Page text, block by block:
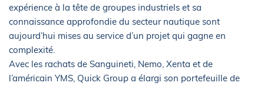
expérience à la tête de groupes industriels et sa
connaissance approfondie du secteur nautique sont
aujourd’hui mises au service d’un projet qui gagne en
complexité.
Avec les rachats de Sanguineti, Nemo, Xenta et de
l’américain YMS, Quick Group a élargi son portefeuille de